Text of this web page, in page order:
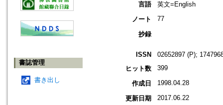
書誌管理
書き出し
言語
英文=English
ノート
77
抄録
ISSN
02652897 (P);
ヒット数
399
作成日 1998.04.28
更新日期 2017.06.22